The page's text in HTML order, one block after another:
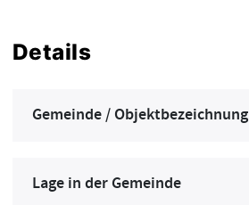
Details
Gemeinde / Objektbezeichnung
Lage in der Gemeinde